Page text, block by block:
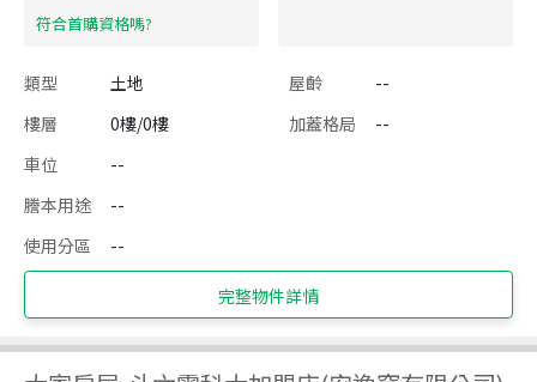
​符合首購資格嗎?
類型 土地 屋齡
--
樓層
0樓/0樓 加蓋格局
--
車位
--
謄本用途
--
使用分區
--
完整物件詳情